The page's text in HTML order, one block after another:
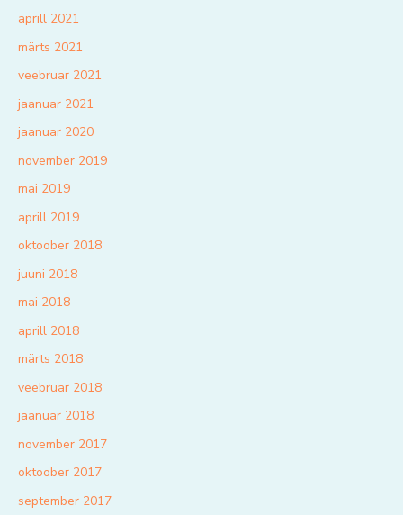
aprill 2021
märts 2021
veebruar 2021
jaanuar 2021
jaanuar 2020
november 2019
mai 2019
aprill 2019
oktoober 2018
juuni 2018
mai 2018
aprill 2018
märts 2018
veebruar 2018
jaanuar 2018
november 2017
oktoober 2017
september 2017